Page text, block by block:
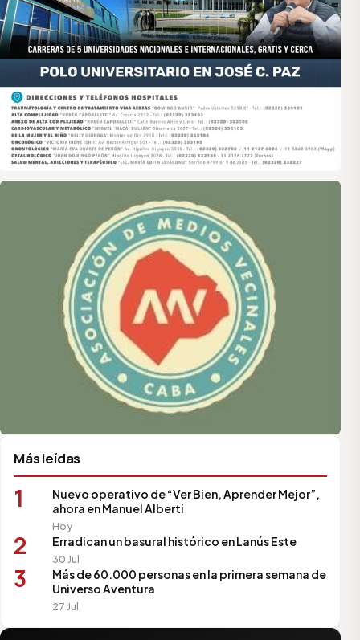
Asociación de Medios Vecinales
Más leídas
1
Nuevo operativo de “Ver Bien, Aprender Mejor”,
ahora en Manuel Alberti
Hoy
2 Erradican un basural histórico en Lanús Este
30 Jul
3
Más de 60.000 personas en la primera semana de
Universo Aventura
27 Jul